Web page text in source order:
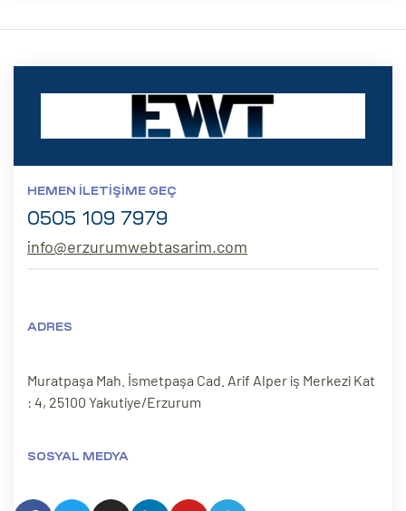
HEMEN İLETIŞIME GEÇ
0505 109 7979
info@erzurumwebtasarim.com
ADRES
Muratpaşa Mah. İsmetpaşa Cad. Arif Alper iş Merkezi Kat
: 4, 25100 Yakutiye/Erzurum
SOSYAL MEDYA